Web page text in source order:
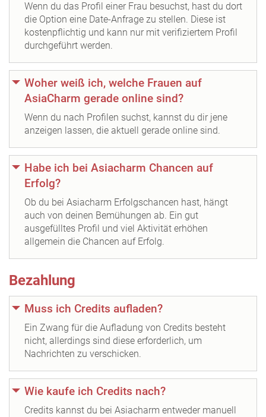
Wenn du das Profil einer Frau besuchst, hast du dort
die Option eine Date-Anfrage zu stellen. Diese ist
kostenpflichtig und kann nur mit verifiziertem Profil
durchgeführt werden.
Woher weiß ich, welche Frauen auf
AsiaCharm gerade online sind?
Wenn du nach Profilen suchst, kannst du dir jene
anzeigen lassen, die aktuell gerade online sind.
Habe ich bei Asiacharm Chancen auf
Erfolg?
Ob du bei Asiacharm Erfolgschancen hast, hängt
auch von deinen Bemühungen ab. Ein gut
ausgefülltes Profil und viel Aktivität erhöhen
allgemein die Chancen auf Erfolg.
Bezahlung
Muss ich Credits aufladen?
Ein Zwang für die Aufladung von Credits besteht
nicht, allerdings sind diese erforderlich, um
Nachrichten zu verschicken.
Wie kaufe ich Credits nach?
Credits kannst du bei Asiacharm entweder manuell